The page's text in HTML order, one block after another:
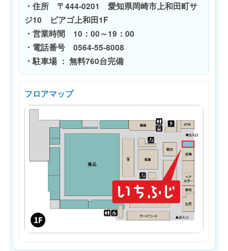
・住所 〒444-0201 愛知県岡崎市上和田町サ
ジ10 ピアゴ上和田1F
・営業時間 10：00～19：00
・電話番号 0564-55-8008
・駐車場 ： 無料760台完備
フロアマップ